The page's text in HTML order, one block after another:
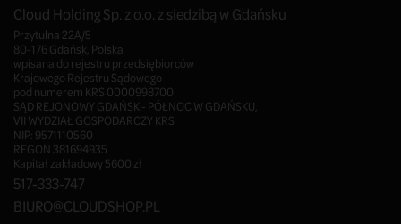
Cloud Holding Sp. z o.o. z siedzibą w Gdańsku
Przytulna 22A/5
80-176 Gdańsk, Polska
wpisana do rejestru przedsiębiorców
Krajowego Rejestru Sądowego
pod numerem KRS 0000998700
SĄD REJONOWY GDAŃSK - PÓŁNOC W GDAŃSKU,
VII WYDZIAŁ GOSPODARCZY KRS
NIP: 9571110560
REGON 381694935
Kapitał zakładowy 5600 zł
517-333-747
BIURO@CLOUDSHOP.PL